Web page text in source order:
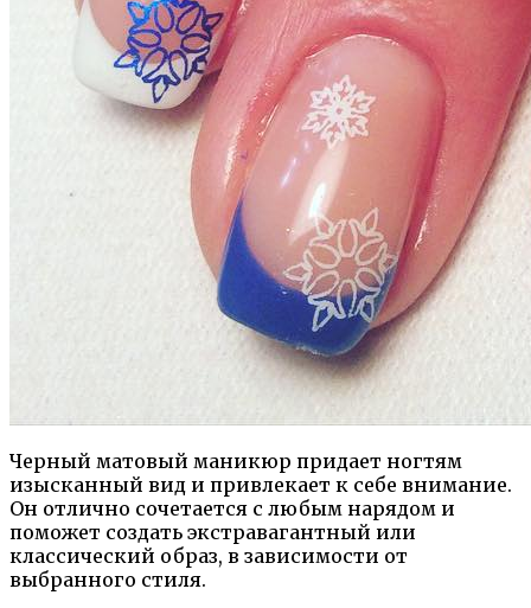
Черный матовый маникюр придает ногтям
изысканный вид и привлекает к себе внимание.
Он отлично сочетается с любым нарядом и
поможет создать экстравагантный или
классический образ, в зависимости от
выбранного стиля.